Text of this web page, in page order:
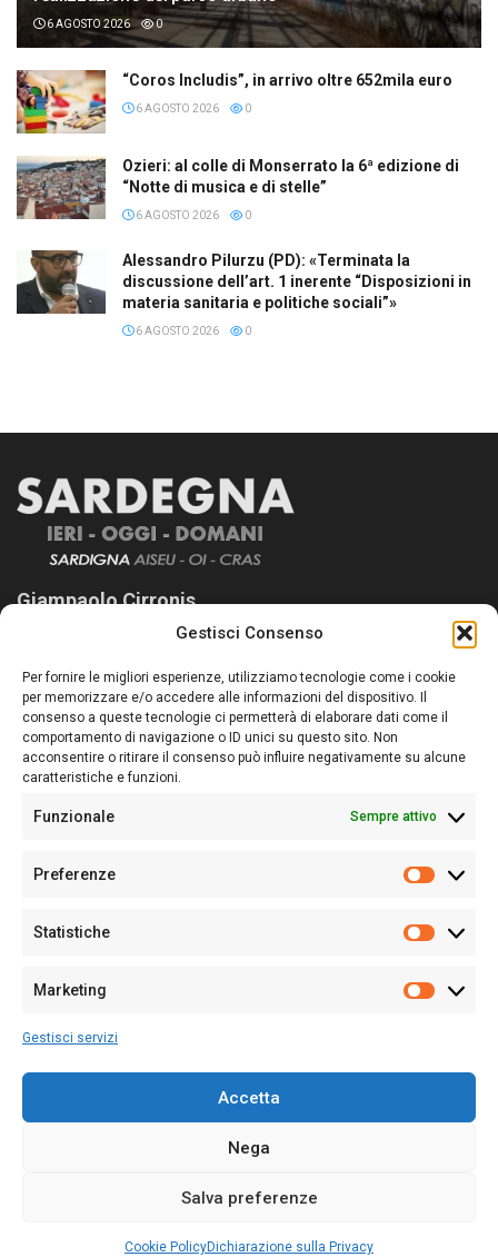
Gestisci Consenso
Per fornire le migliori esperienze, utilizziamo tecnologie come i cookie
per memorizzare e/o accedere alle informazioni del dispositivo. Il
consenso a queste tecnologie ci permetterà di elaborare dati come il
comportamento di navigazione o ID unici su questo sito. Non
acconsentire o ritirare il consenso può influire negativamente su alcune
caratteristiche e funzioni.
Funzionale Sempre attivo
Preferenze
Statistiche
Marketing
Gestisci servizi
Accetta
Nega
Salva preferenze
Cookie PolicyDichiarazione sulla Privacy
6 AGOSTO 2026 0
“Coros Includis”, in arrivo oltre 652mila euro
6 AGOSTO 2026 0
Ozieri: al colle di Monserrato la 6ª edizione di
“Notte di musica e di stelle”
6 AGOSTO 2026 0
Alessandro Pilurzu (PD): «Terminata la
discussione dell’art. 1 inerente “Disposizioni in
materia sanitaria e politiche sociali”»
6 AGOSTO 2026 0
Giampaolo Cirronis
Sardegna Ieri-Oggi-Domani nasce per informare “liberamente” i
lettori su quanto accade in Sardegna, con un occhio rivolto al
nostro passato e, soprattutto, al nostro futuro
Follow Us
Sede:Via Cristoforo Colombo 09013 Carbonia
Partita IVA02270380922
128/2020 del 10/02/2020
Per la Pubblicità:
Sardegna Ieri-Oggi-Domani- Tutti i diritti sono riservati -